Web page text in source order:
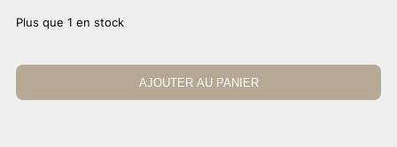
Plus que 1 en stock
AJOUTER AU PANIER